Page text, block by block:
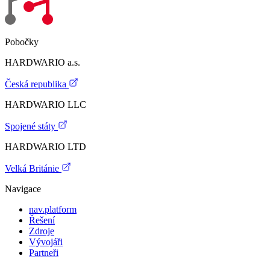
Pobočky
HARDWARIO a.s.
Česká republika
HARDWARIO LLC
Spojené státy
HARDWARIO LTD
Velká Británie
Navigace
nav.platform
Řešení
Zdroje
Vývojáři
Partneři